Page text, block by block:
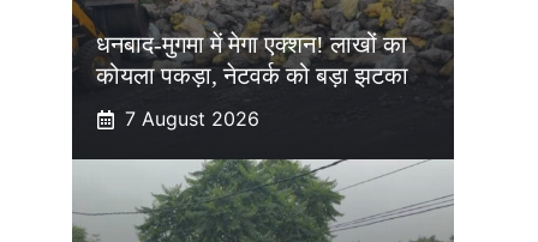
धनबाद-मुगमा में मेगा एक्शन! लाखों का
कोयला पकड़ा, नेटवर्क को बड़ा झटका
7 August 2026